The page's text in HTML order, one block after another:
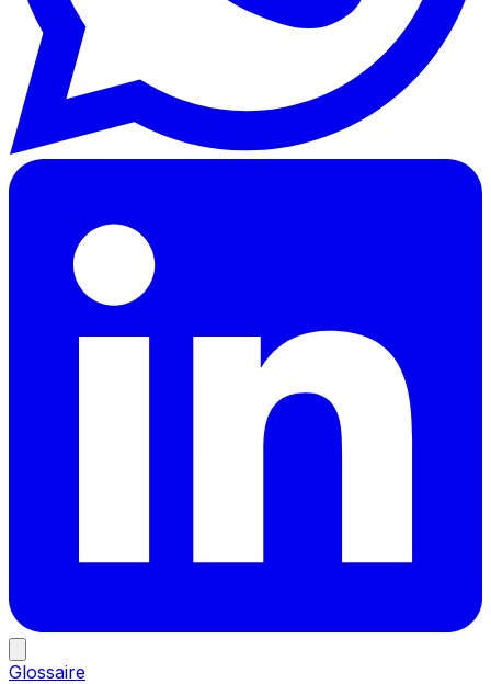
Glossaire